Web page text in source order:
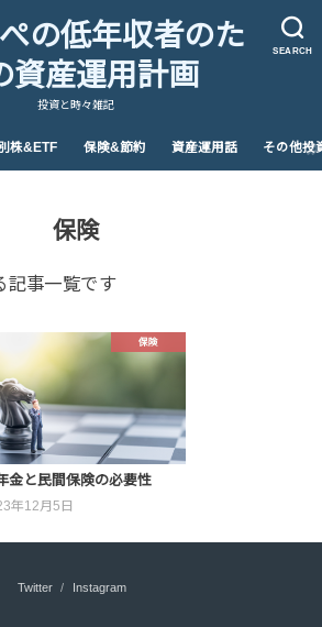
SEARCH
の低年収者のた
資産運用計画
投資と時々雑記
株&ETF 保険&節約 資産運用話 その他投
保険
記事一覧です
保険
金と民間保険の必要性
年12月5日
Twitter Instagram